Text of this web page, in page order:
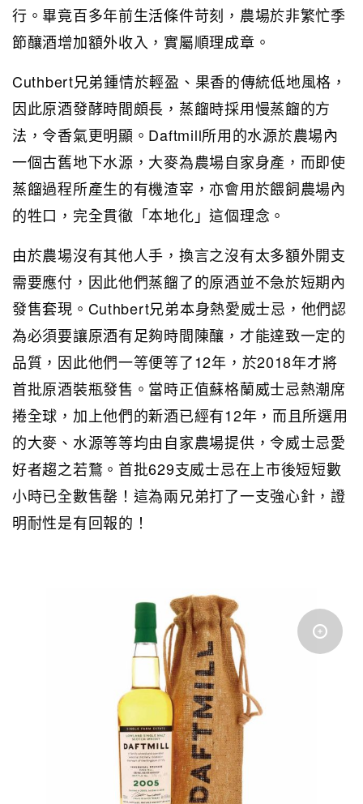
行。畢竟百多年前生活條件苛刻，農場於非繁忙季
節釀酒增加額外收入，實屬順理成章。
Cuthbert兄弟鍾情於輕盈、果香的傳統低地風格，
因此原酒發酵時間頗長，蒸餾時採用慢蒸餾的方
法，令香氣更明顯。Daftmill所用的水源於農場內
一個古舊地下水源，大麥為農場自家身產，而即使
蒸餾過程所產生的有機渣宰，亦會用於餵飼農場內
的牲口，完全貫徹「本地化」這個理念。
由於農場沒有其他人手，換言之沒有太多額外開支
需要應付，因此他們蒸餾了的原酒並不急於短期內
發售套現。Cuthbert兄弟本身熱愛威士忌，他們認
為必須要讓原酒有足夠時間陳釀，才能達致一定的
品質，因此他們一等便等了12年，於2018年才將
首批原酒裝瓶發售。當時正值蘇格蘭威士忌熱潮席
捲全球，加上他們的新酒已經有12年，而且所選用
的大麥、水源等等均由自家農場提供，令威士忌愛
好者趨之若鶩。首批629支威士忌在上市後短短數
小時已全數售罄！這為兩兄弟打了一支強心針，證
明耐性是有回報的！